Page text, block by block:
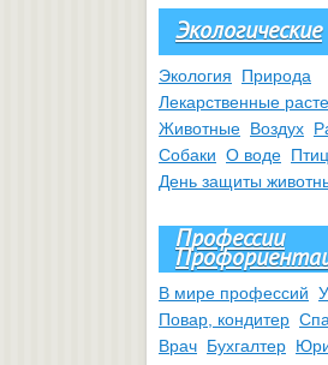
Экологические
Экология
Природа
Лекарственные
Животные Воздух
Собаки О воде
День защиты
Профессии
В мире профессий
Повар, кондитер
Врач Бухгалтер